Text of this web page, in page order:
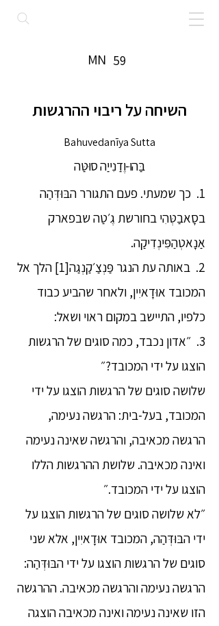
59
MN
השיחה על ריבוי ההרגשות
Bahuvedanīya Sutta
בַּהוּ-וֶדַנִייַה סוּטַּה
1. כך שמעתי. פעם התגורר הבּוּדְּהַה
בסָאבַטְּהִי בחורשת גֶ׳טַה שבפארק
אַנָאטְהַפִּינְדִיקַה.
2. באותה עת הנגר פַּנְצַ׳קַנְגַה[1] הלך אל
המכובד אוּדָאיִין, ולאחר שהביע כבוד
כלפיו, התיישב במקום ראוי ושאל:
3. ״אדון נכבד, כמה סוגים של הרגשות
הוצגו על ידי המכובד?״
שלושה סוגים של הרגשות הוצגו על ידי
המכובד, בעל-בית: הרגשה נעימה,
הרגשה מכאיבה, והרגשה שאינה נעימה
ואינה מכאיבה. שלושת ההרגשות הללו
הוצגו על ידי המכובד.״
״לא שלושה סוגים של הרגשות הוצגו על
ידי הבּוּדְּהַה, המכובד אוּדָאיִין, אלא שני
סוגים של הרגשות הוצגו על ידי הבּוּדְּהַה:
הרגשה נעימה והרגשה מכאיבה. ההרגשה
הזו שאינה נעימה ואינה מכאיבה הוצגה